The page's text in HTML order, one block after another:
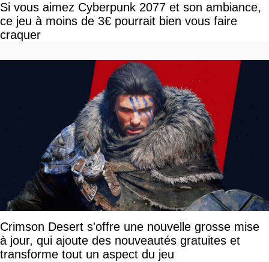
Si vous aimez Cyberpunk 2077 et son ambiance,
ce jeu à moins de 3€ pourrait bien vous faire
craquer
Crimson Desert s'offre une nouvelle grosse mise
à jour, qui ajoute des nouveautés gratuites et
transforme tout un aspect du jeu